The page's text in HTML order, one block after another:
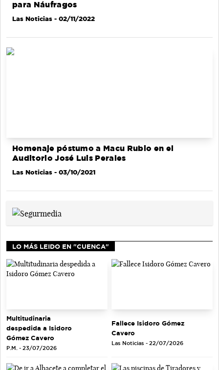
para Náufragos
Las Noticias - 02/11/2022
Homenaje póstumo a Macu Rubio en el
Auditorio José Luis Perales
Las Noticias - 03/10/2021
LO MÁS LEIDO EN "CUENCA"
Multitudinaria
despedida a Isidoro
Gómez Cavero
P.M. - 23/07/2026
Fallece Isidoro Gómez
Cavero
Las Noticias - 22/07/2026